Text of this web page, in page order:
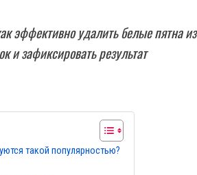
эффективно удалить белые пятна из
и зафиксировать результат
такой популярностью?